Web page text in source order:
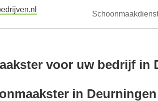
Schoonmaakdienst
voor uw bedrijf in
in Deurningen